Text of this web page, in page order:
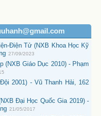
Điện Tử (NXB Khoa Học Kỹ
27/09/2023
(NXB Giáo Dục 2010) - Phạm
2001) - Vũ Thanh Hải, 162
Đại Học Quốc Gia 2019) -
21/05/2017